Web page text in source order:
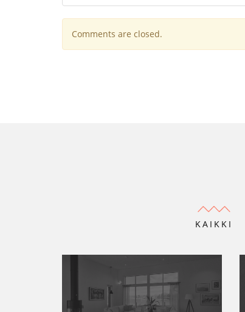
Comments are closed.
KAIKKI